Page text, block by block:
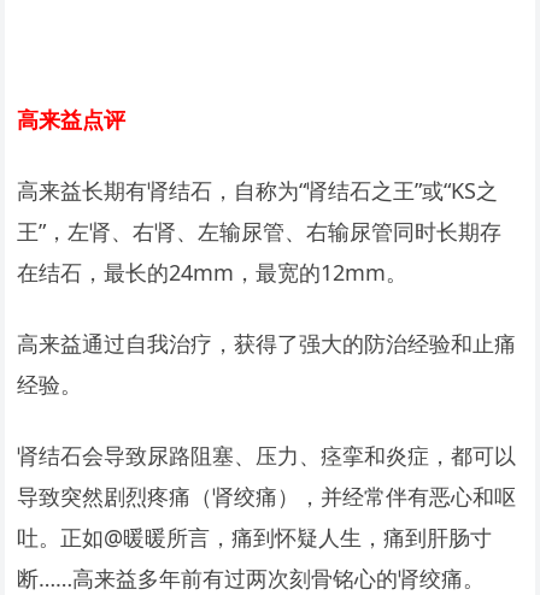
高来益点评
高来益长期有肾结石，自称为“肾结石之王”或“KS之
王”，左肾、右肾、左输尿管、右输尿管同时长期存
在结石，最长的24mm，最宽的12mm。
高来益通过自我治疗，获得了强大的防治经验和止痛
经验。
肾结石会导致尿路阻塞、压力、痉挛和炎症，都可以
导致突然剧烈疼痛（肾绞痛），并经常伴有恶心和呕
吐。正如@暖暖所言，痛到怀疑人生，痛到肝肠寸
断……高来益多年前有过两次刻骨铭心的肾绞痛。